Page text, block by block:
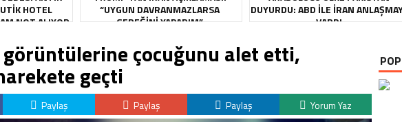
HOTEL
NOT ALIYOR
“UYGUN DAVRANMAZLARSA
GEREĞINI YAPARIM”
DUYURDU: ABD ILE İRAN
VARDI
görüntülerine çocuğunu alet etti,
geçti
Paylaş Paylaş Paylaş Yorum Yaz